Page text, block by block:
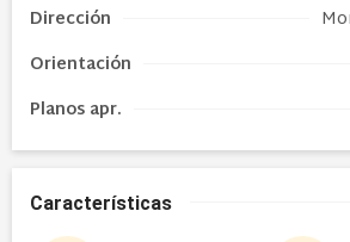
Dirección
Orientación
Planos apr.
Características